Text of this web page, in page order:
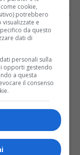
Fonte preferita
di San Salvario e
del Sian
di giovedì 8
di corso
non
della cucina
i
e
cookie,
potrebbero
e
da questo
dati di
personali sulla
opporti gestendo
a questa
il consenso